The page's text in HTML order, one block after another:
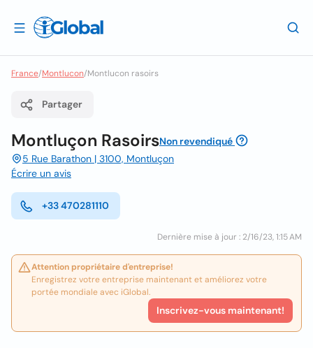
France/Montlucon/Montlucon rasoirs
Partager
Montluçon RasoirsNon revendiqué
5 Rue Barathon | 3100, Montluçon
Écrire un avis
+33 470281110
Dernière mise à jour : 2/16/23, 1:15 AM
Attention propriétaire d'entreprise!
Enregistrez votre entreprise maintenant et améliorez votre
portée mondiale avec iGlobal.
Inscrivez-vous maintenant!